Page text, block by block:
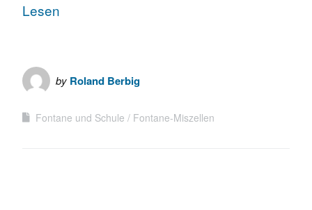
Lesen
by Roland Berbig
Fontane und Schule Fontane-Miszellen